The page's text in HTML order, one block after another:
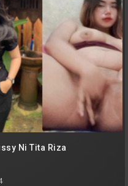
Ni Tita Riza